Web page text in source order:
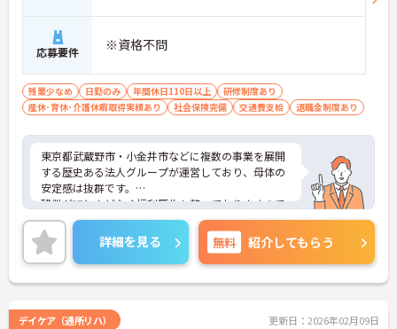
応募要件 ※資格不問
残業少なめ 日勤のみ 年間休日110日以上
研修制度あり
産休･育休･介護休暇取得実績あり
社会保険完備 交通費支給 退職金制度あり
東京都武蔵野市・小金井市などに複数の事業を展開
する歴史ある法人グループが運営しており、母体の
安定感は抜群です。
残業がほとんどなく福利厚生も整っておりますので
安心して就業していただけます。
ご興味のある方はお気軽にお問い合わせ下さいま
せ。
詳細を見る 無料 紹介してもらう
デイケア（通所リハ） 更新日：2026年02月09日